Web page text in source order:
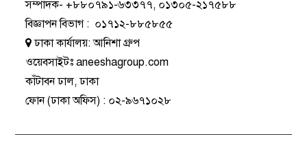
সম্পাদক- +৮৮০৭৯১-৬৩৩৭৭, ০১৩০৫-২১৭৫৮৮
বিজ্ঞাপন বিভাগ: ০১৭১২-৮৮৫৮৫৫
ঢাকা কার্যালয়:আনিশা গ্রুপ
ওয়েবসাইটঃaneeshagroup.com
কাঁটাবন ঢাল, ঢাকা
ফোন(ঢাকা অফিস) : ০২-৯৬৭১০২৮